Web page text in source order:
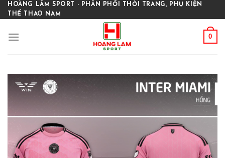
Skip
to
HOÀNG LÂM SPORT - PHÂN PHỐI THỜI TRANG, PHỤ KIỆN
THỂ THAO NAM
0